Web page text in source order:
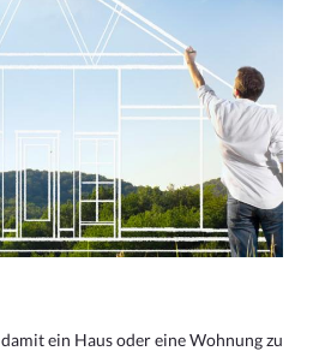
ein Haus oder eine Wohnung zu